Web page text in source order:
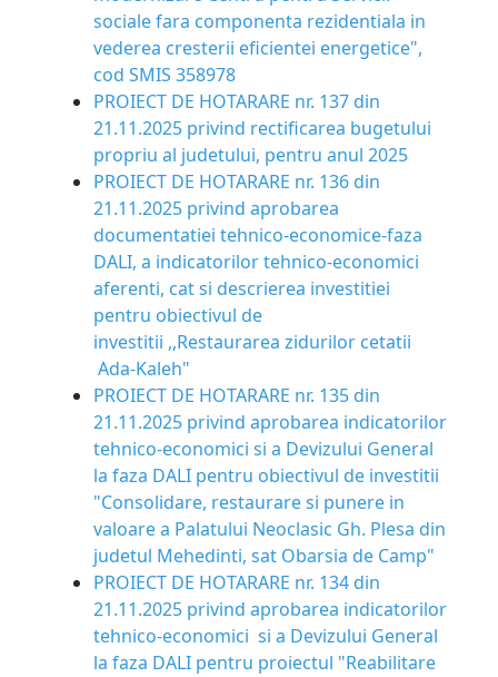
sociale fara componenta rezidentiala in
vederea cresterii eficientei energetice",
cod SMIS 358978
PROIECT DE HOTARARE nr. 137 din
21.11.2025 privind rectificarea bugetului
propriu al judetului, pentru anul 2025
PROIECT DE HOTARARE nr. 136 din
21.11.2025 privind aprobarea
documentatiei tehnico-economice-faza
DALI, a indicatorilor tehnico-economici
aferenti, cat si descrierea investitiei
pentru obiectivul de
investitii ,,Restaurarea zidurilor cetatii
Ada-Kaleh"
PROIECT DE HOTARARE nr. 135 din
21.11.2025 privind aprobarea indicatorilor
tehnico-economici si a Devizului General
la faza DALI pentru obiectivul de investitii
"Consolidare, restaurare si punere in
valoare a Palatului Neoclasic Gh. Plesa din
judetul Mehedinti, sat Obarsia de Camp"
PROIECT DE HOTARARE nr. 134 din
21.11.2025 privind aprobarea indicatorilor
tehnico-economici si a Devizului General
la faza DALI pentru proiectul "Reabilitare